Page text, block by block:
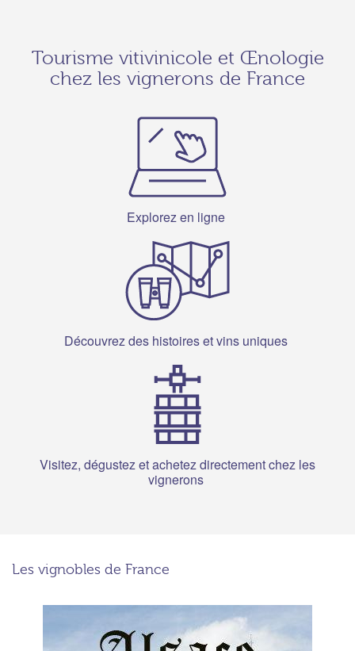
Tourisme vitivinicole et Œnologie
chez les vignerons de France
Explorezen ligne
Découvrezdes histoires et vins uniques
Visitez, dégustez et achetezdirectement chez les
vignerons
Les vignobles de France